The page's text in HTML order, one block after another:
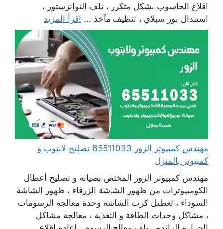
اقلاع الحاسوب بشكل متكرر ، تلف التوانزستور ،
استبدال بور سبلاي ، تنظيف مآخذ ... اقرأ المزيد
مهندس كمبيوتر الزور 65511033 تصليح لابتوب و
كمبيوتر بالمنزل
مهندس كمبيوتر الزور المختص بصيانة و تصليح أعطال
الكومبيوترات من ظهور الشاشة الزرقاء ، ظهور الشاشة
السوداء ، تعطيل كرت الشاشة وحدة معالجة الرسومات
، مشاكل وحدات الطاقة و التغذية ، معالجة مشاكل